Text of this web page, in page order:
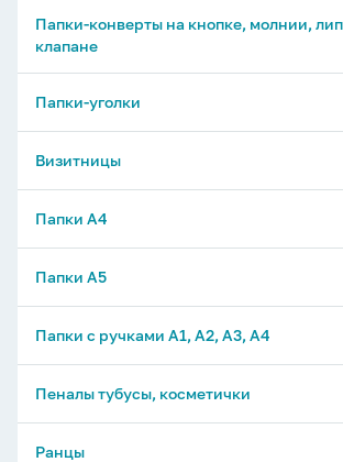
Папки-конверты на кнопке, молнии,
клапане
Папки-уголки
Визитницы
Папки А4
Папки А5
Папки с ручками А1, А2, А3, А4
Пеналы тубусы, косметички
Ранцы